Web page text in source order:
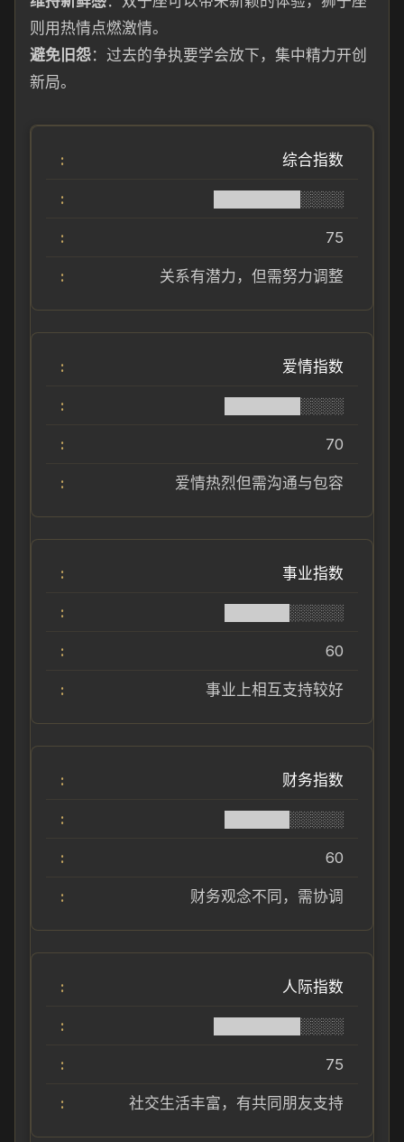
则用热情点燃激情。
避免旧怨：过去的争执要学会放下，集中精力开创
新局。
综合指数
████████░░░░
75
关系有潜力，但需努力调整
爱情指数
███████░░░░
70
爱情热烈但需沟通与包容
事业指数
██████░░░░░
60
事业上相互支持较好
财务指数
██████░░░░░
60
财务观念不同，需协调
人际指数
████████░░░░
75
社交生活丰富，有共同朋友支持